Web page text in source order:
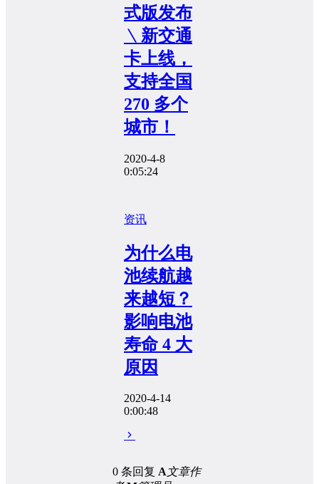
式版发布
﹨新交通
卡上线，
支持全国
270 多个
城市！
2020-4-8
0:05:24
资讯
为什么电
池续航越
来越短？
影响电池
寿命 4 大
原因
2020-4-14
0:00:48
0 条回复 A文章作